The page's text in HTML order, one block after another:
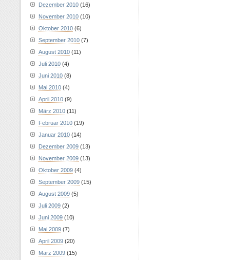
Dezember 2010 (16)
November 2010 (10)
Oktober 2010 (6)
September 2010 (7)
August 2010 (11)
Juli 2010 (4)
Juni 2010 (8)
Mai 2010 (4)
April 2010 (9)
März 2010 (11)
Februar 2010 (19)
Januar 2010 (14)
Dezember 2009 (13)
November 2009 (13)
Oktober 2009 (4)
September 2009 (15)
August 2009 (5)
Juli 2009 (2)
Juni 2009 (10)
Mai 2009 (7)
April 2009 (20)
März 2009 (15)